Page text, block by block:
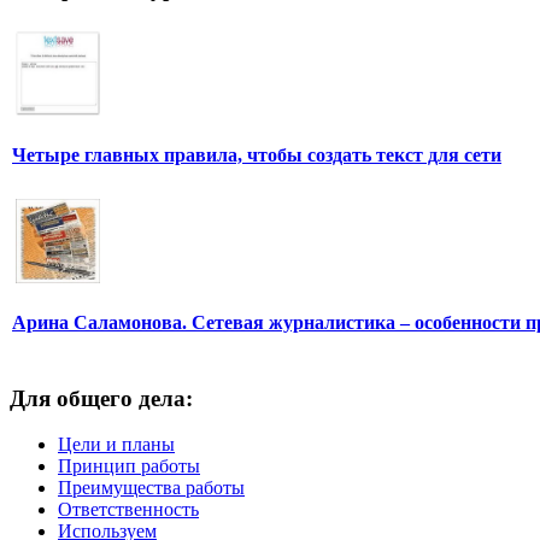
Четыре главных правила, чтобы создать текст для сети
Арина Саламонова. Сетевая журналистика – особенности
Для общего дела:
Цели и планы
Принцип работы
Преимущества работы
Ответственность
Используем